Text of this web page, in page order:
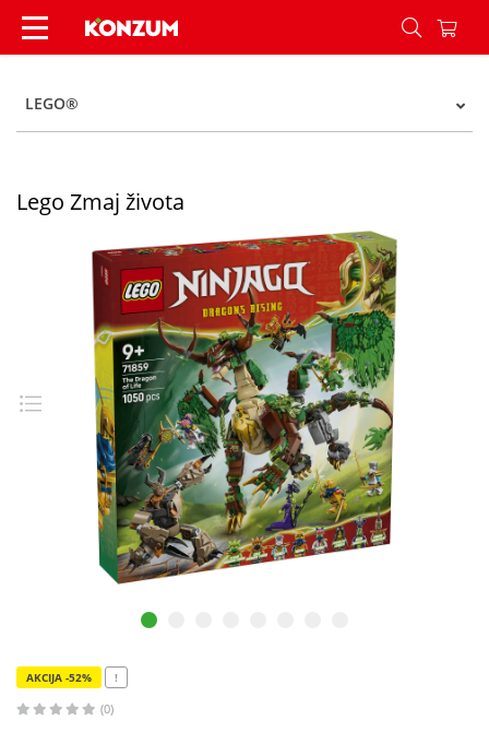
Lego Zmaj života - Konzum
LEGO®
Lego Zmaj života
AKCIJA -52% !
(0)